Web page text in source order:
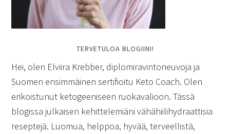
TERVETULOA BLOGIINI!
Hei, olen Elviira Krebber, diplomiravintoneuvoja ja
Suomen ensimmäinen sertifioitu Keto Coach. Olen
erikoistunut ketogeeniseen ruokavalioon. Tässä
blogissa julkaisen kehittelemiäni vähähiilihydraattisia
reseptejä. Luomua, helppoa, hyvää, terveellistä,